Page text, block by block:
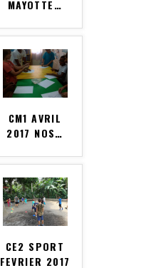
MAYOTTE…
CM1 AVRIL
2017 NOS…
CE2 SPORT
FEVRIER 2017